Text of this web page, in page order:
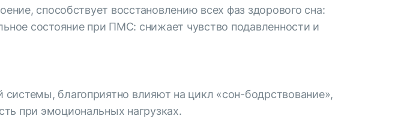
способствует восстановлению всех фаз здорового сна:
состояние при ПМС: снижает чувство подавленности и
благоприятно влияют на цикл «сон-бодрствование»,
при эмоциональных нагрузках.